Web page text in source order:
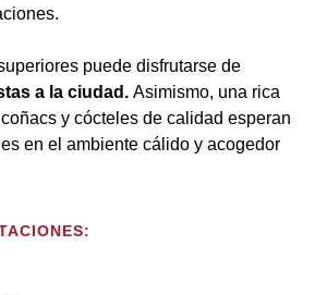
puede disfrutarse de
a la ciudad. Asimismo, una rica
y cócteles de calidad esperan
en el ambiente cálido y acogedor